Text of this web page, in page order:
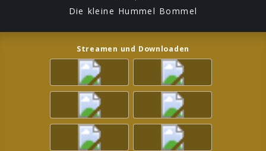
Die kleine Hummel Bommel
Streamen und Downloaden